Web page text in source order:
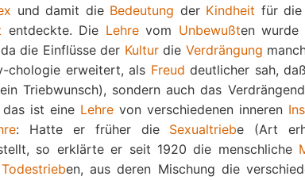
und damit die Bedeutung der Kindheit für die
entdeckte. Die Lehrevom Unbewußten wurde
die Einflüsse der Kulturdie Verdrängung
chologie erweitert, als Freud deutlicher sah,
Triebwunsch), sondern auch das
das ist eine Lehre von verschiedenen inneren
: Hatte er früher die Sexualtriebe (Art
so erklärte er seit 1920 die menschliche
Todestrieben, aus deren Mischung die